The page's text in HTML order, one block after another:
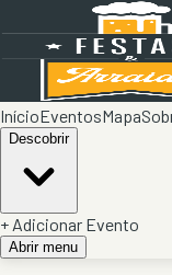
InícioEventosMapa
Descobrir
+ Adicionar Evento
Abrir menu